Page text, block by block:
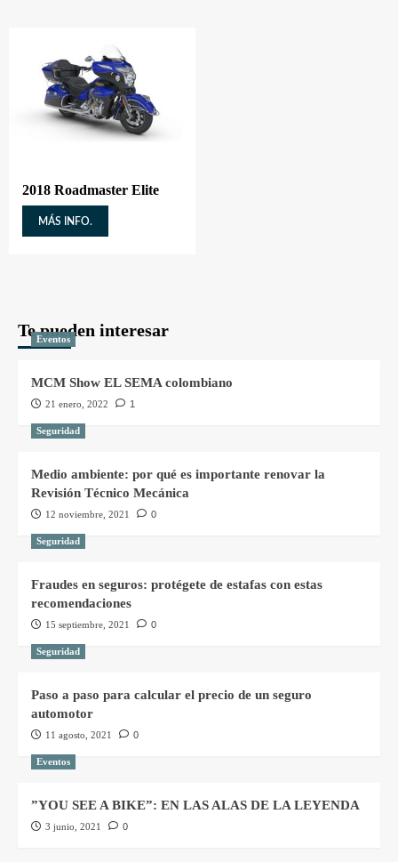
2018 Roadmaster Elite
MÁS INFO.
Te pueden interesar
Eventos
MCM Show EL SEMA colombiano
21 enero, 2022 1
Seguridad
Medio ambiente: por qué es importante renovar la
Revisión Técnico Mecánica
12 noviembre, 2021 0
Seguridad
Fraudes en seguros: protégete de estafas con estas
recomendaciones
15 septiembre, 2021 0
Seguridad
Paso a paso para calcular el precio de un seguro
automotor
11 agosto, 2021 0
Eventos
”YOU SEE A BIKE”: EN LAS ALAS DE LA LEYENDA
3 junio, 2021 0